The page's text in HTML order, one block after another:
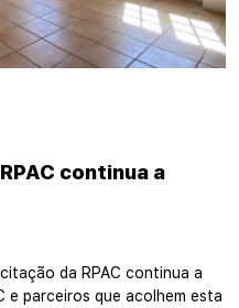
continua a
da RPAC continua a
e parceiros que acolhem esta